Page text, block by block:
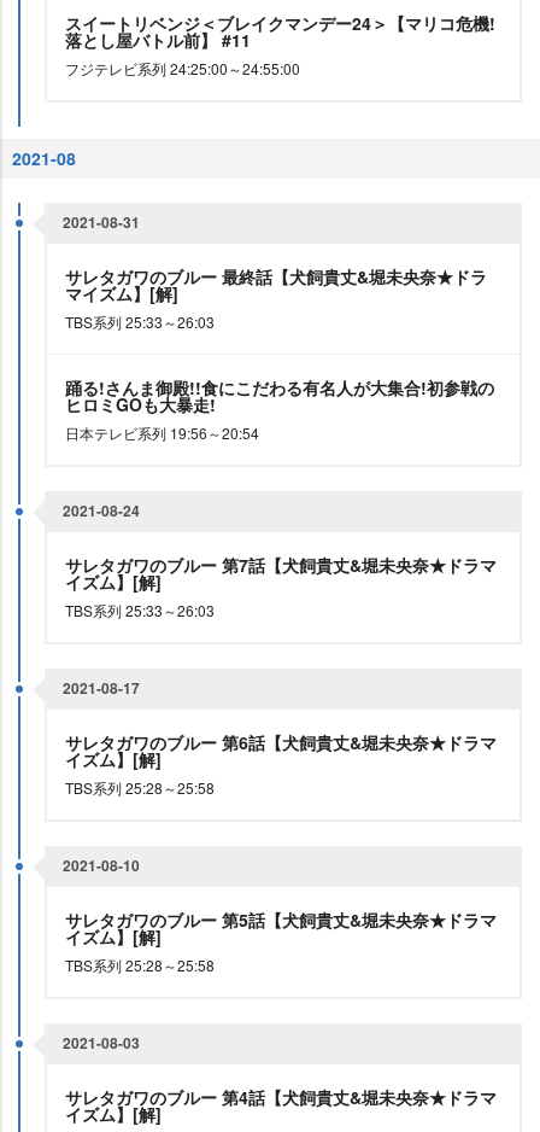
スイートリベンジ＜ブレイクマンデー24＞【マリコ危機!
落とし屋バトル前】 #11
フジテレビ系列 24:25:00～24:55:00
2021-08
2021-08-31
サレタガワのブルー 最終話【犬飼貴丈&堀未央奈★ドラ
マイズム】[解]
TBS系列 25:33～26:03
踊る!さんま御殿!!食にこだわる有名人が大集合!初参戦の
ヒロミGOも大暴走!
日本テレビ系列 19:56～20:54
2021-08-24
サレタガワのブルー 第7話【犬飼貴丈&堀未央奈★ドラマ
イズム】[解]
TBS系列 25:33～26:03
2021-08-17
サレタガワのブルー 第6話【犬飼貴丈&堀未央奈★ドラマ
イズム】[解]
TBS系列 25:28～25:58
2021-08-10
サレタガワのブルー 第5話【犬飼貴丈&堀未央奈★ドラマ
イズム】[解]
TBS系列 25:28～25:58
2021-08-03
サレタガワのブルー 第4話【犬飼貴丈&堀未央奈★ドラマ
イズム】[解]